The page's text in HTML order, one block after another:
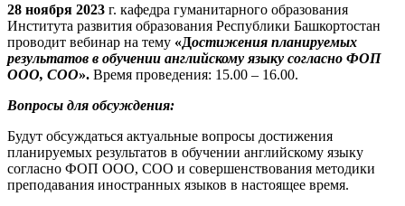
28 ноября 2023 г. кафедра гуманитарного образования
Института развития образования Республики Башкортостан
проводит вебинар на тему «Достижения планируемых
результатов в обучении английскому языку согласно ФОП
ООО, СОО». Время проведения: 15.00 – 16.00.
Вопросы для обсуждения:
Будут обсуждаться актуальные вопросы достижения
планируемых результатов в обучении английскому языку
согласно ФОП ООО, СОО и совершенствования методики
преподавания иностранных языков в настоящее время.